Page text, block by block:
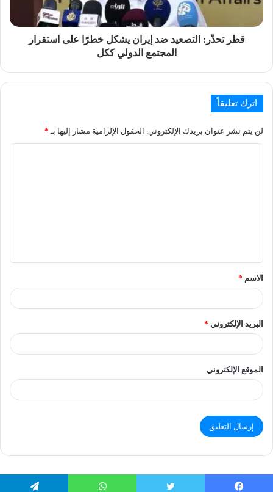
قطر تحذّر: التصعيد ضد إيران يشكل خطرًا على استقرار
المجتمع الدولي ككل
اترك تعليقاً
لن يتم نشر عنوان بريدك الإلكتروني. الحقول الإلزامية مشار إليها بـ *
الاسم *
البريد الإلكتروني *
الموقع الإلكتروني